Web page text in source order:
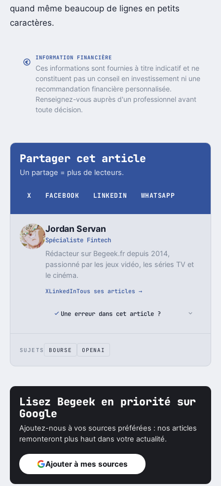
quand même beaucoup de lignes en petits
caractères.
INFORMATION FINANCIÈRE
Ces informations sont fournies à titre indicatif et ne
constituent pas un conseil en investissement ni une
recommandation financière personnalisée.
Renseignez-vous auprès d'un professionnel avant
toute décision.
Partager cet article
Un partage = plus de lecteurs.
X FACEBOOK LINKEDIN WHATSAPP
Jordan Servan
Spécialiste Fintech
Rédacteur sur Begeek.fr depuis 2014,
passionné par les jeux vidéo, les séries TV et
le cinéma.
XLinkedInTous ses articles →
Une erreur dans cet article ?
SUJETS BOURSE OPENAI
Lisez Begeek en priorité sur
Google
Ajoutez-nous à vos sources préférées : nos articles
remonteront plus haut dans votre actualité.
Ajouter à mes sources